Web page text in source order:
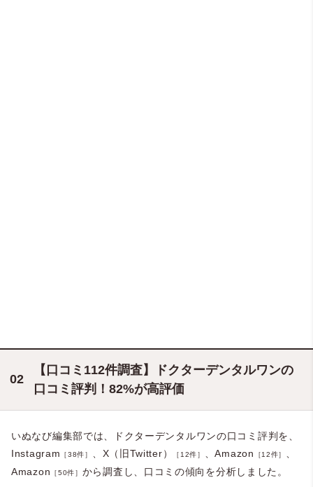
【口コミ112件調査】ドクターデンタルワンの
口コミ評判！82%が高評価
いぬなび編集部では、ドクターデンタルワンの口コミ評判を、
Instagram
［38件］ 、X（旧Twitter） ［12件］ 、Amazon ［12件］
Amazon
［50件］ から調査し、口コミの傾向を分析しました。